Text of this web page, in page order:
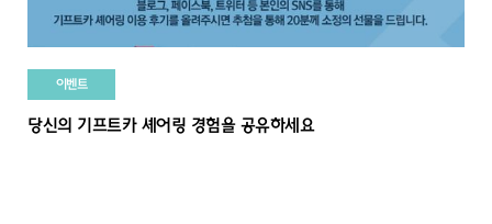
이벤트
당신의 기프트카 셰어링 경험을 공유하세요